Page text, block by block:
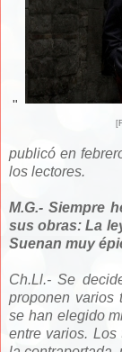
"
publicó en
los lectores.
M.G.- Siempre
sus obras: La
Suenan muy
Ch.Ll.- Se
proponen varios
se han elegido
entre varios.